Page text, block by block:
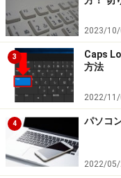
2023/10/
3
Caps
方法
2022/11/
4 パソコ
2022/